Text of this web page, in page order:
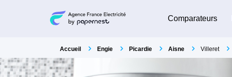
Comparateurs
Accueil Engie Picardie Aisne Villeret